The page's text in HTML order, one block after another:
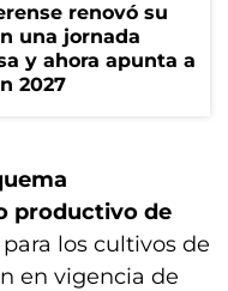
renovó su
una jornada
y ahora apunta a
2027
productivo de
los cultivos de
en vigencia de